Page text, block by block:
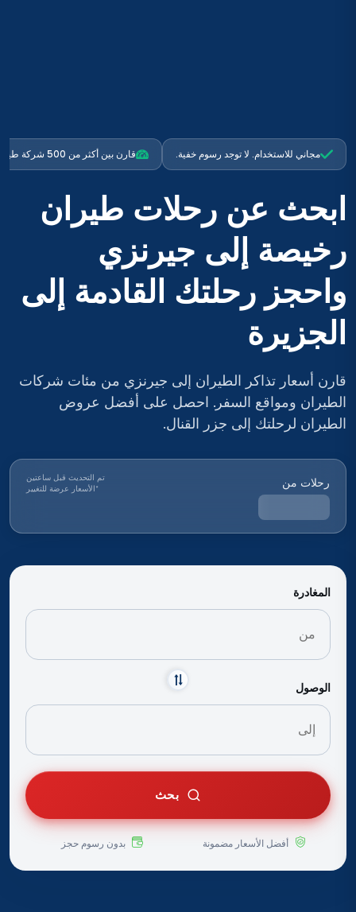
مجاني للاستخدام. لا توجد رسوم خفية. قارن بين أكثر من 500 شركة طيران
ابحث عن رحلات طيران
رخيصة إلى جيرنزي
واحجز رحلتك القادمة إلى
الجزيرة
قارن أسعار تذاكر الطيران إلى جيرنزي من مئات شركات
الطيران ومواقع السفر. احصل على أفضل عروض
الطيران لرحلتك إلى جزر القنال.
رحلات من
تم التحديث قبل ساعتين
*الأسعار عرضة للتغيير
المغادرة
الوصول
بحث
أفضل الأسعار مضمونة بدون رسوم حجز